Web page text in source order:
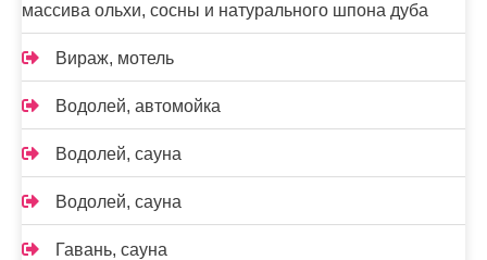
массива ольхи, сосны и натурального шпона дуба
Вираж, мотель
Водолей, автомойка
Водолей, сауна
Водолей, сауна
Гавань, сауна